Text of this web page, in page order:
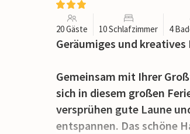
20 Gäste 10 Schlafzimmer 4
Geräumiges und
Gemeinsam mit Ihrer
sich in diesem großen
versprühen gute Laune
entspannen. Das schöne